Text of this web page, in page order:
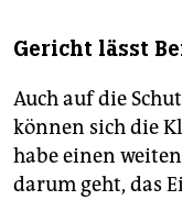
Gericht lässt
Auch auf die
können sich die
habe einen
darum geht, das